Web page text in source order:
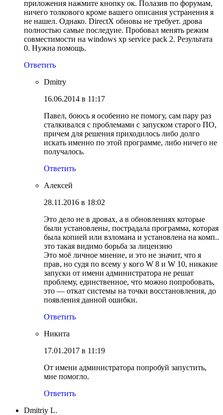
приложения нажмите кнопку ок. Полазив по форумам,
ничего толкового кроме вашего описания устранения я
не нашел. Однако. DirectX обновы не требует. дрова
полностью самые последyие. Пробовал менять режим
совместимости на windows xp service pack 2. Результата
0. Нужна помощь.
Ответить
Dmitry
16.06.2014 в 11:17
Павел, боюсь я особенно не помогу, сам пару раз
сталкивался с проблемами с запуском старого ПО,
причем для решения приходилось либо долго
искать именно по этой программе, либо ничего не
получалось.
Ответить
Алексей
28.11.2016 в 18:02
Это дело не в дровах, а в обновлениях которые
были установлены, пострадала программа, которая
была копией или взломана и установлена на комп..
это такая видимо борьба за лицензию
Это моё личное мнение, и это не значит, что я
прав, но судя по всему у кого W 8 и W 10, никакие
запуски от имени администратора не решат
проблему, единственное, что можно попробовать,
это — откат системы на точки восстановления, до
появления данной ошибки.
Ответить
Никита
17.01.2017 в 11:19
От имени администратора попробуй запустить,
мне помогло.
Ответить
Dmitriy L.